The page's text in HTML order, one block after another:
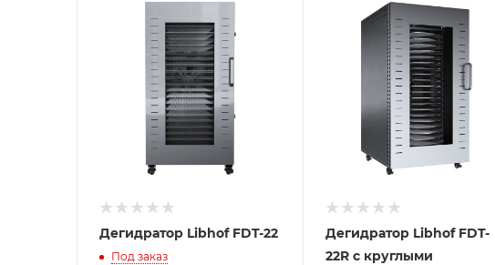
Дегидратор Libhof FDT-22
Под заказ
Дегидратор Libhof FDT-
22R с круглыми